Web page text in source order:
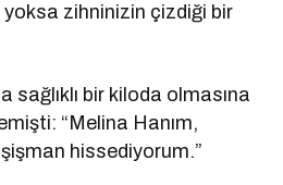
zihninizin çizdiği bir
sağlıklı bir kiloda olmasına
“Melina Hanım,
hissediyorum.”